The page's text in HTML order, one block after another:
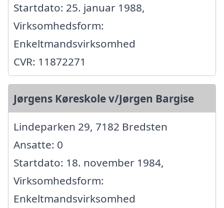
Startdato: 25. januar 1988,
Virksomhedsform:
Enkeltmandsvirksomhed
CVR: 11872271
Jørgens Køreskole v/Jørgen Bargise
Lindeparken 29, 7182 Bredsten
Ansatte: 0
Startdato: 18. november 1984,
Virksomhedsform:
Enkeltmandsvirksomhed